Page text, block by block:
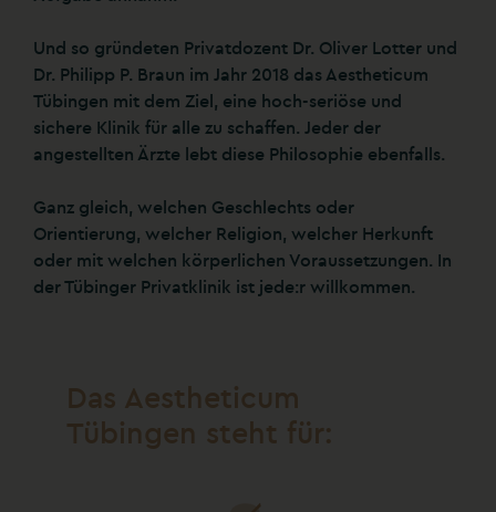
Und so gründeten Privatdozent Dr. Oliver Lotter und
Dr. Philipp P. Braun im Jahr 2018 das Aestheticum
Tübingen mit dem Ziel, eine hoch-seriöse und
sichere Klinik für alle zu schaffen. Jeder der
angestellten Ärzte lebt diese Philosophie ebenfalls.
Ganz gleich, welchen Geschlechts oder
Orientierung, welcher Religion, welcher Herkunft
oder mit welchen körperlichen Voraussetzungen. In
der Tübinger Privatklinik ist jede:r willkommen.
Das Aestheticum
Tübingen steht für: